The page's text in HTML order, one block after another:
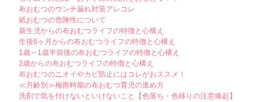
布おむつのウンチ漏れ対策アレコレ
紙おむつの危険性について
新生児からの布おむつライフの特徴と心構え
生後6ヶ月からの布おむつライフの特徴と心構え
1歳～1歳半前後の布おむつライフの特徴と心構え
2歳からの布おむつライフの特徴と心構え
布おむつのニオイやカビ防止にはコレがおススメ！
≪月齢別≫梅雨時期の布おむつ育児の進め方
洗剤で気を付けないといけないこと【色落ち・色移りの注意喚起】